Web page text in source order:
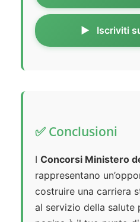
Iscriviti
✅ Conclusioni
I Concorsi Ministero
rappresentano
costruire una carriera
al servizio della salute